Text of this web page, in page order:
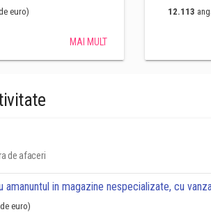
euro)
MAI MULT
12.113
de afaceri
amanuntul in magazine nespecializate, cu
euro)